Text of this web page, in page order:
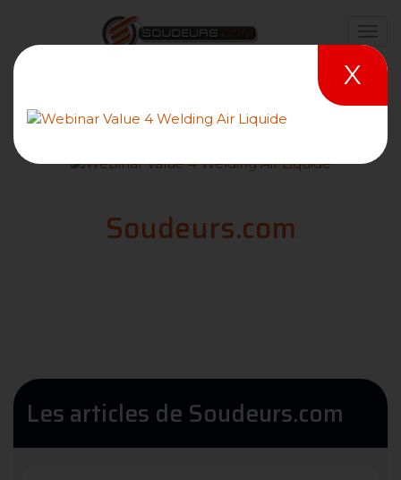
Soudeurs.com
Les articles de Soudeurs.com
X